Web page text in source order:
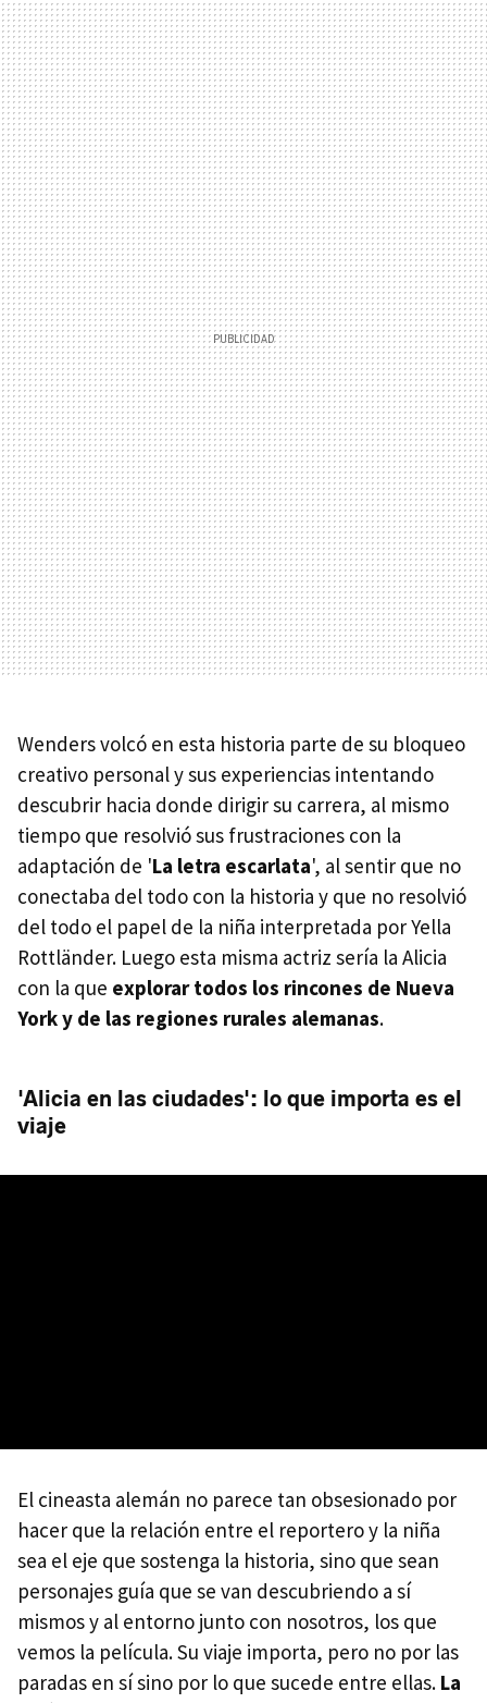
Wenders volcó en esta historia parte de su bloqueo
creativo personal y sus experiencias intentando
descubrir hacia donde dirigir su carrera, al mismo
tiempo que resolvió sus frustraciones con la
adaptación de 'La letra escarlata', al sentir que no
conectaba del todo con la historia y que no resolvió
del todo el papel de la niña interpretada por Yella
Rottländer. Luego esta misma actriz sería la Alicia
con la que explorar todos los rincones de Nueva
York y de las regiones rurales alemanas.
'Alicia en las ciudades': lo que importa es el
viaje
El cineasta alemán no parece tan obsesionado por
hacer que la relación entre el reportero y la niña
sea el eje que sostenga la historia, sino que sean
personajes guía que se van descubriendo a sí
mismos y al entorno junto con nosotros, los que
vemos la película. Su viaje importa, pero no por las
paradas en sí sino por lo que sucede entre ellas. La